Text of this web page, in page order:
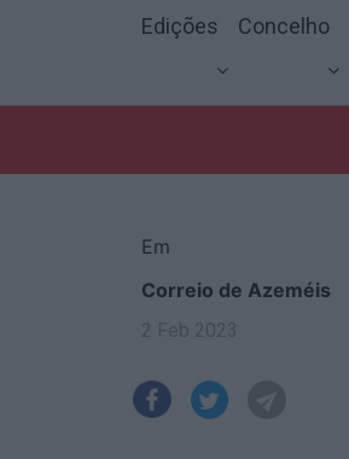
Edições Concelho
Em
Correio de Azeméis